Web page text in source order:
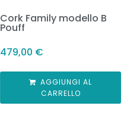
Cork Family modello B
Pouff
479,00 €
AGGIUNGI AL
CARRELLO